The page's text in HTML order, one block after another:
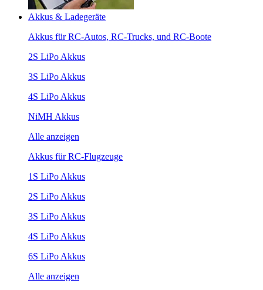
Akkus & Ladegeräte
Akkus für RC-Autos, RC-Trucks, und RC-Boote
2S LiPo Akkus
3S LiPo Akkus
4S LiPo Akkus
NiMH Akkus
Alle anzeigen
Akkus für RC-Flugzeuge
1S LiPo Akkus
2S LiPo Akkus
3S LiPo Akkus
4S LiPo Akkus
6S LiPo Akkus
Alle anzeigen